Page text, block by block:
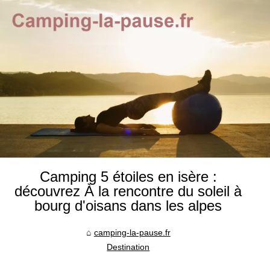
Camping 5 étoiles en isère :
découvrez À la rencontre du soleil à
bourg d'oisans dans les alpes
camping-la-pause.fr
Destination